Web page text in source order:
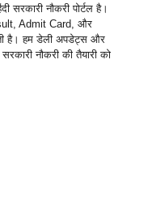
सरकारी नौकरी पोर्टल है।
Admit Card, और
है। हम डेली अपडेट्स और
नौकरी की तैयारी को